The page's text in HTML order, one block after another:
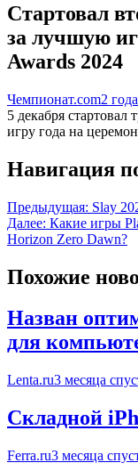
Стартовал
за лучшую
Awards 2024
Чемпионат.com2
5 декабря
игру года на
Навигация
Предыдущая: Slay
Далее: Какие игры
Horizon Zero Dawn?
Похожие
Назван
для
Lenta.ru3 месяца
Складной
Ferra.ru3 месяца